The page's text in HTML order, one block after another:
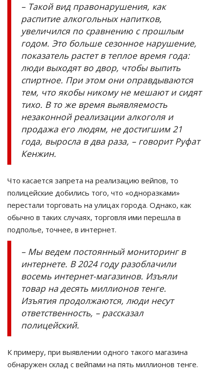
– Такой вид правонарушения, как
распитие алкогольных напитков,
увеличился по сравнению с прошлым
годом. Это больше сезонное нарушение,
показатель растет в теплое время года:
люди выходят во двор, чтобы выпить
спиртное. При этом они оправдываются
тем, что якобы никому не мешают и сидят
тихо. В то же время выявляемость
незаконной реализации алкоголя и
продажа его людям, не достигшим 21
года, выросла в два раза, – говорит Руфат
Кенжин.
Что касается запрета на реализацию вейпов, то
полицейские добились того, что «одноразками»
перестали торговать на улицах города. Однако, как
обычно в таких случаях, торговля ими перешла в
подполье, точнее, в интернет.
– Мы ведем постоянный мониторинг в
интернете. В 2024 году разоблачили
восемь интернет-магазинов. Изъяли
товар на десять миллионов тенге.
Изъятия продолжаются, люди несут
ответственность, – рассказал
полицейский.
К примеру, при выявлении одного такого магазина
обнаружен склад с вейпами на пять миллионов тенге.